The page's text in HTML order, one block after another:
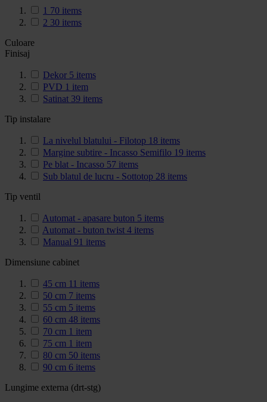
1 70 items
2 30 items
Culoare
Finisaj
Dekor 5 items
PVD 1 item
Satinat 39 items
Tip instalare
La nivelul blatului - Filotop 18 items
Margine subtire - Incasso Semifilo 19 items
Pe blat - Incasso 57 items
Sub blatul de lucru - Sottotop 28 items
Tip ventil
Automat - apasare buton 5 items
Automat - buton twist 4 items
Manual 91 items
Dimensiune cabinet
45 cm 11 items
50 cm 7 items
55 cm 5 items
60 cm 48 items
70 cm 1 item
75 cm 1 item
80 cm 50 items
90 cm 6 items
Lungime externa (drt-stg)